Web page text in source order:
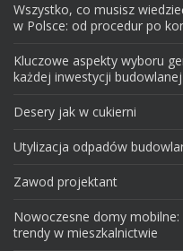
Wszystko, co musisz
w Polsce: od procedur po
Kluczowe aspekty wyboru
każdej inwestycji budowlanej
Desery jak w cukierni
Utylizacja odpadów
Zawod projektant
Nowoczesne domy
trendy w mieszkalnictwie